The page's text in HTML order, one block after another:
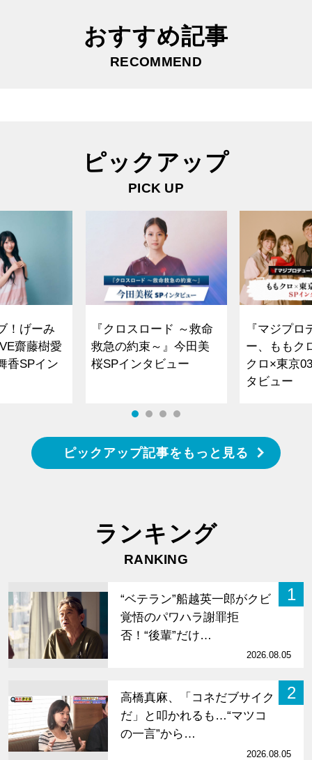
おすすめ記事
RECOMMEND
ピックアップ
PICK UP
！げーみ
齋藤樹愛
香SPイン
『クロスロード ～救命
救急の約束～』今田美
桜SPインタビュー
『マジプロ
ー、ももク
クロ×東京
タビュー
ピックアップ記事をもっと見る
ランキング
RANKING
1
“ベテラン”船越英一郎がクビ
覚悟のパワハラ謝罪拒
否！“後輩”だけ…
2026.08.05
2
高橋真麻、「コネだブサイク
だ」と叩かれるも…“マツコ
の一言”から…
2026.08.05